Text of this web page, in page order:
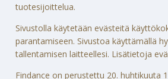
tuotesijoittelua.
Sivustolla käytetään evästeitä
parantamiseen. Sivustoa käyttämällä
tallentamisen laitteellesi. Lisätietoja
Findance on perustettu 20. huhtikuuta